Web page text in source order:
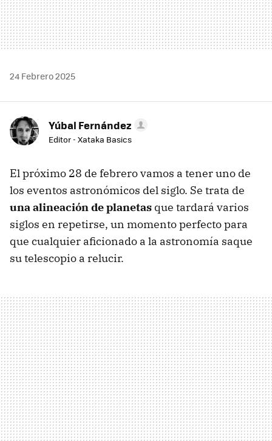
24 Febrero 2025
Yúbal Fernández
Editor - Xataka Basics
El próximo 28 de febrero vamos a tener uno de
los eventos astronómicos del siglo. Se trata de
una alineación de planetas que tardará varios
siglos en repetirse, un momento perfecto para
que cualquier aficionado a la astronomía saque
su telescopio a relucir.